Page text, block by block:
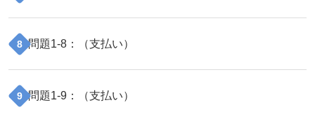
8 問題1-8 ：（支払い）
9 問題1-9 ：（支払い）